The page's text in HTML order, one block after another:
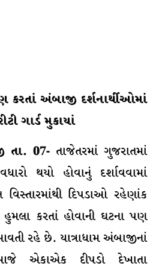
કરતાં અંબાજી દર્શનાર્થીઓમાં
ગાર્ડ મુકાયાં
તા. 07- તાજેતરમાં ગુજરાતમાં
થયો હોવાનું દર્શાવવામાં
દિપડાઓ રહેણાંક
હુમલા કરતાં હોવાની ઘટના પણ
રહે છે. યાત્રાધામ અંબાજીનાં
એકાએક દીપડો દેખાતા